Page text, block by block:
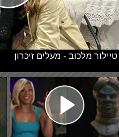
טיילור מלכוב - מעלים זיכרון